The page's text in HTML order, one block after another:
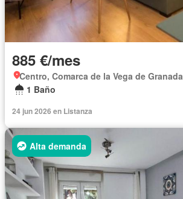
885 €/mes
Centro, Comarca de la Vega de Granada
1 Baño
24 jun 2026 en Listanza
Alta demanda